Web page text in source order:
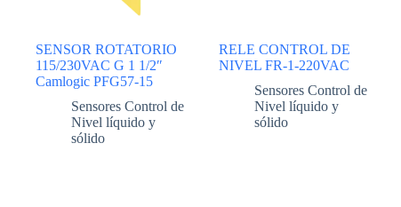
SENSOR ROTATORIO
115/230VAC G 1 1/2″
Camlogic PFG57-15
Sensores Control de
Nivel líquido y
sólido
RELE CONTROL DE
NIVEL FR-1-220VAC
Sensores Control de
Nivel líquido y
sólido